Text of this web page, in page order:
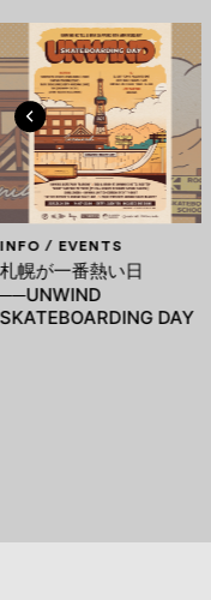
INFO / EVENTS
札幌が一番熱い日
──UNWIND
SKATEBOARDING DAY